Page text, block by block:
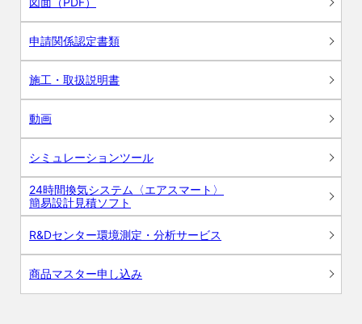
申請関係認定書類
施工・取扱説明書
動画
シミュレーションツール
24時間換気システム〈エアスマート〉
簡易設計見積ソフト
R&Dセンター環境測定・分析サービス
商品マスター申し込み